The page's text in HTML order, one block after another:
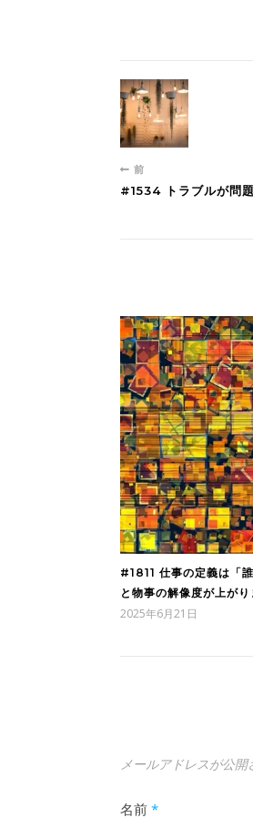
前
#1534 トラブルが問
#1811 仕事の定義は「
と物事の解像度が上がり
2025年6月21日
メールアドレスが公開
名前 *